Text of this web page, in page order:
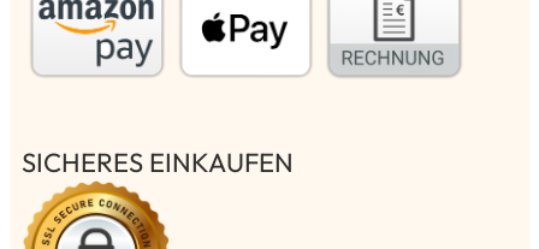
SICHERES EINKAUFEN